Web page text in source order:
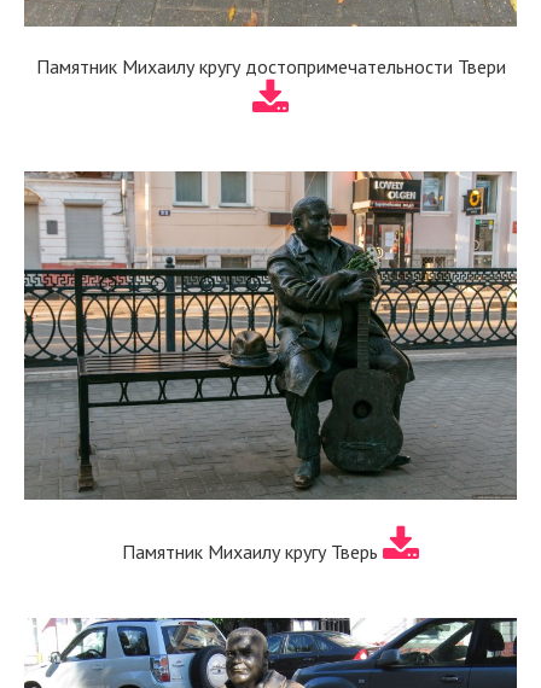
Памятник Михаилу кругу достопримечательности Твери
Памятник Михаилу кругу Тверь